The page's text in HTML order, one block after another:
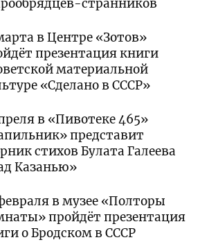
странников
в Центре «Зотов»
презентация книги
материальной
«Сделано в СССР»
в «Пивотеке 465»
представит
стихов Булата Галеева
Казанью»
в музее «Полторы
пройдёт презентация
о Бродском в СССР